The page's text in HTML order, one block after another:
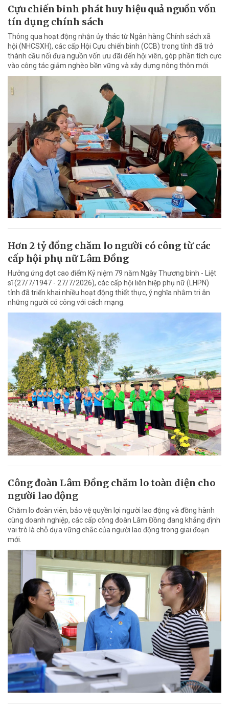
Cựu chiến binh phát huy hiệu quả nguồn vốn
tín dụng chính sách
Thông qua hoạt động nhận ủy thác từ Ngân hàng Chính sách xã
hội (NHCSXH), các cấp Hội Cựu chiến binh (CCB) trong tỉnh đã trở
thành cầu nối đưa nguồn vốn ưu đãi đến hội viên, góp phần tích cực
vào công tác giảm nghèo bền vững và xây dựng nông thôn mới.
Hơn 2 tỷ đồng chăm lo người có công từ các
cấp hội phụ nữ Lâm Đồng
Hưởng ứng đợt cao điểm Kỷ niệm 79 năm Ngày Thương binh - Liệt
sĩ (27/7/1947 - 27/7/2026), các cấp hội liên hiệp phụ nữ (LHPN)
tỉnh đã triển khai nhiều hoạt động thiết thực, ý nghĩa nhằm tri ân
những người có công với cách mạng.
Công đoàn Lâm Đồng chăm lo toàn diện cho
người lao động
Chăm lo đoàn viên, bảo vệ quyền lợi người lao động và đồng hành
cùng doanh nghiệp, các cấp công đoàn Lâm Đồng đang khẳng định
vai trò là chỗ dựa vững chắc của người lao động trong giai đoạn
mới.